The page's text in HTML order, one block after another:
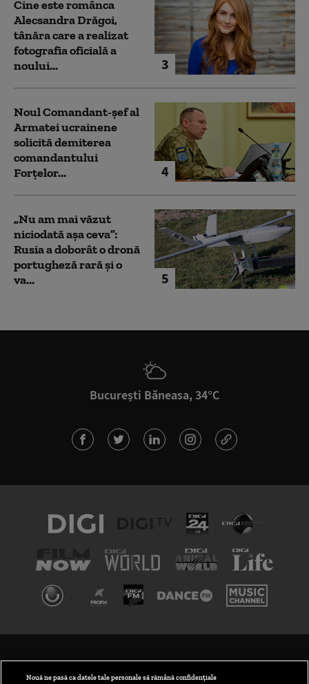
3
Cine este românca
Alecsandra Drăgoi,
tânăra care a realizat
fotografia oficială a
noului...
4
Noul Comandant-șef al
Armatei ucrainene
solicită demiterea
comandantului
Forțelor...
5
„Nu am mai văzut
niciodată așa ceva”:
Rusia a doborât o dronă
portugheză rară și o
va...
București Băneasa, 34°C
Nouă ne pasă ca datele tale personale să rămână confidențiale